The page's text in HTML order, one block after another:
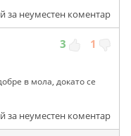
за неуместен коментар
3 1
в мола, докато се
за неуместен коментар